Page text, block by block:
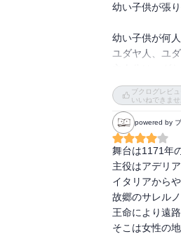
幼い子供が張
幼い子供が何
ユダヤ人、ユ
物女。医者と
その彼女とシ
りと賑やか。
上巻ではあま
誰に何が起こ
ブクログレビュ
いいねできませ
powered by
舞台は1171年
主役はアデリア
イタリアから
故郷のサレル
王命により遠
そこは女性の